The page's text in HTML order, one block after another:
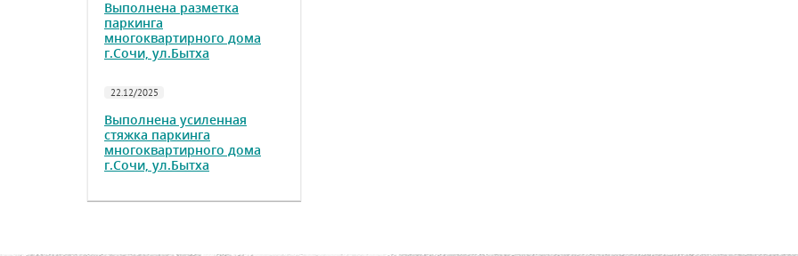
Выполнена разметка
паркинга
многоквартирного дома
г.Сочи, ул.Бытха
22.12/2025
Выполнена усиленная
стяжка паркинга
многоквартирного дома
г.Сочи, ул.Бытха